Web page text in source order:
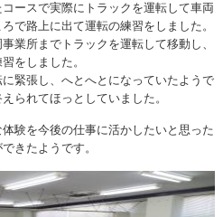
ースで実際にトラックを運転して車両
で路上に出て運転の練習をしました。
業所までトラックを運転して移動し、
をしました。
緊張し、へとへとになっていたようで
られてほっとしていました。
験を今後の仕事に活かしたいと思った
きたようです。